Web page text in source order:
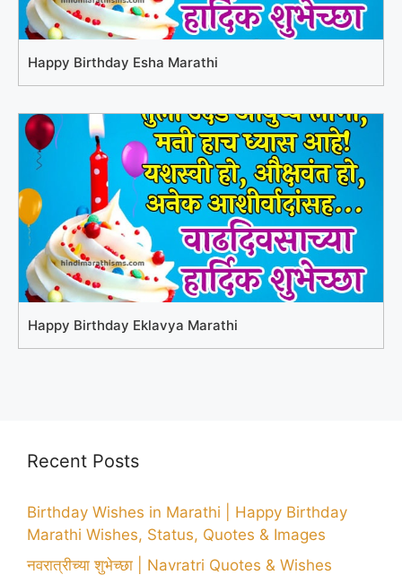
Happy Birthday Esha Marathi
Happy Birthday Eklavya Marathi
Recent Posts
Birthday Wishes in Marathi | Happy Birthday
Marathi Wishes, Status, Quotes & Images
नवरात्रीच्या शुभेच्छा | Navratri Quotes & Wishes